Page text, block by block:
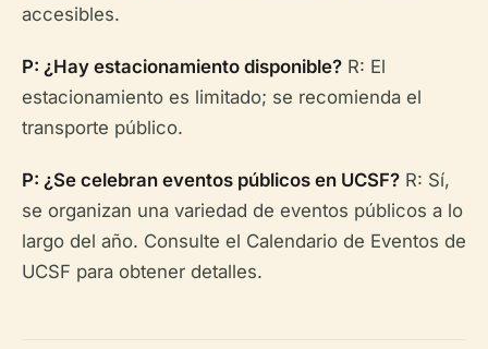
accesibles.
P: ¿Hay estacionamiento disponible? R: El
estacionamiento es limitado; se recomienda el
transporte público.
P: ¿Se celebran eventos públicos en UCSF? R: Sí,
se organizan una variedad de eventos públicos a lo
largo del año. Consulte el Calendario de Eventos de
UCSF para obtener detalles.